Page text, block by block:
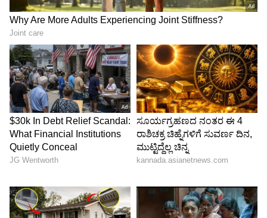
ಟ್ರೈಪಾಡ್ ತೆಗೆದುಕೊಳ್ಳಿ :ನೀವು ಪ್ರವಾಸಕ್ಕೆ ಹೋಗುತ್ತಿದ್ದರೆ,
ನಿಮ್ಮೊಂದಿಗೆ ಟ್ರೈಪಾಡ್ ಸಹ ತೆಗೆದುಕೊಂಡು ಹೋಗಬಹುದು.
ಫೋಟೋ ಕ್ಲಿಕ್ಕಿಸುವಾಗ ಅನೇಕರ ಕೈಗಳು ನಡುಗುತ್ತವೆ. ಕೈ
ನಡುಗಿದಾಗ ಫೋಟೋ ಅಸ್ಪಷ್ಟವಾಗಿ ಬರುತ್ತದೆ. ಆದರೆ
ಟ್ರೈಪಾಡ್ ಬಳಕೆಯಿಂದ ನೀವು ಸರಿಯಾದ ಎಂಗಲ್ ನಲ್ಲಿ
ಫೋಟೋವನ್ನು ನಿಖರವಾಗಿ ಕ್ಲಿಕ್ ಮಾಡಬಹುದು.